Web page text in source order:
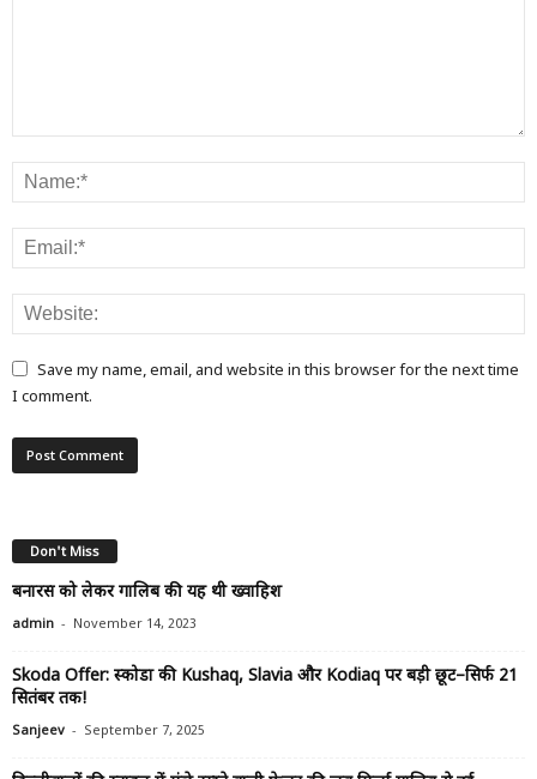
Save my name, email, and website in this browser for the next time
I comment.
Don't Miss
बनारस को लेकर गालिब की यह थी ख्वाहिश
admin - November 14, 2023
Skoda Offer: स्कोडा की Kushaq, Slavia और Kodiaq पर बड़ी छूट–सिर्फ 21
सितंबर तक!
Sanjeev - September 7, 2025